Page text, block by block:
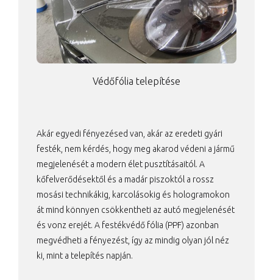
Védőfólia telepítése
Akár egyedi fényezésed van, akár az eredeti gyári
festék, nem kérdés, hogy meg akarod védeni a jármű
megjelenését a modern élet pusztításaitól. A
kőfelverődésektől és a madár piszoktól a rossz
mosási technikákig, karcolásokig és hologramokon
át mind könnyen csökkentheti az autó megjelenését
és vonz erejét. A festékvédő fólia (PPF) azonban
megvédheti a fényezést, így az mindig olyan jól néz
ki, mint a telepítés napján.